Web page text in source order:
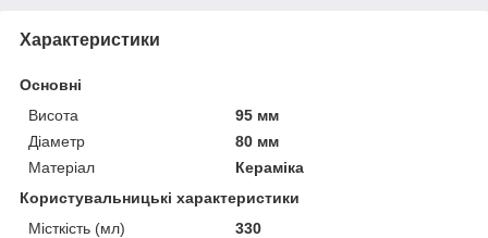
Характеристики
Основні
Висота
95 мм
Діаметр
80 мм
Матеріал
Кераміка
Користувальницькі характеристики
Місткість (мл)
330